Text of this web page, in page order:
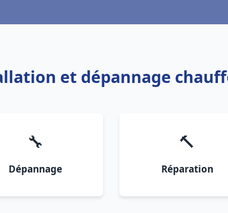
et dépannage
🔧
Dépannage
🔨
Réparation